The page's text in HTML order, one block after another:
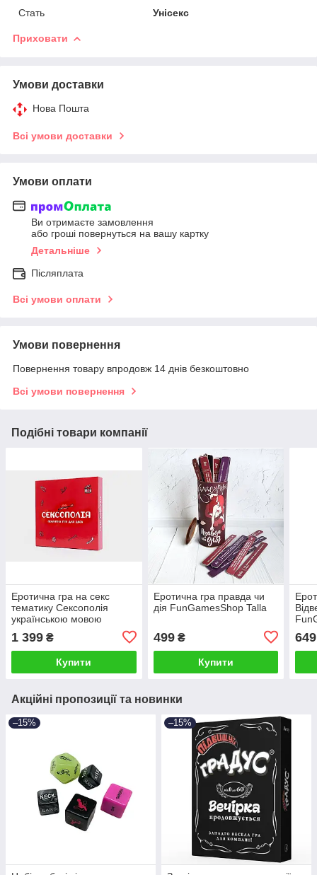
Стать Унісекс
Приховати
Умови доставки
Нова Пошта
Всі умови доставки
Умови оплати
Ви отримаєте замовлення
або гроші повернуться на вашу картку
Детальніше
Післяплата
Всі умови оплати
Умови повернення
Повернення товару впродовж 14 днів безкоштовно
Всі умови повернення
Подібні товари компанії
Еротична гра на секс
тематику Сексополія
українською мовою
1 399 ₴
Купити
Еротична гра правда чи
дія FunGamesShop Talla
499₴
Купити
649
Акційні пропозиції та новинки
–15% –15%